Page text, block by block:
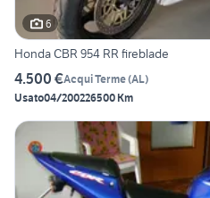
6
Honda CBR 954 RR fireblade
4.500 €Acqui Terme(AL)
Usato04/200226500 Km